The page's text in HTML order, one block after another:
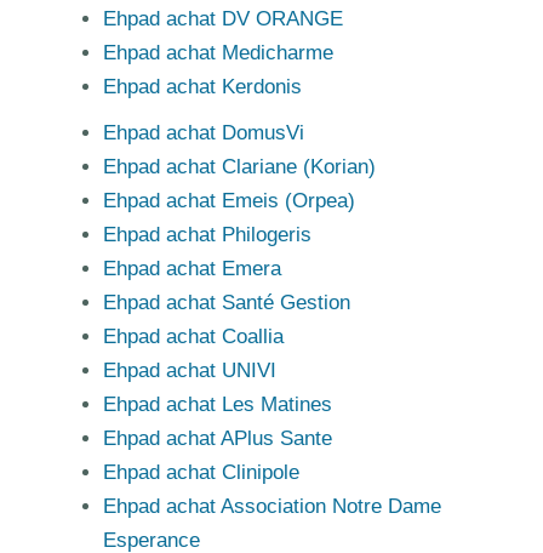
Ehpad achat DV ORANGE
Ehpad achat Medicharme
Ehpad achat Kerdonis
Ehpad achat DomusVi
Ehpad achat Clariane (Korian)
Ehpad achat Emeis (Orpea)
Ehpad achat Philogeris
Ehpad achat Emera
Ehpad achat Santé Gestion
Ehpad achat Coallia
Ehpad achat UNIVI
Ehpad achat Les Matines
Ehpad achat APlus Sante
Ehpad achat Clinipole
Ehpad achat Association Notre Dame
Esperance